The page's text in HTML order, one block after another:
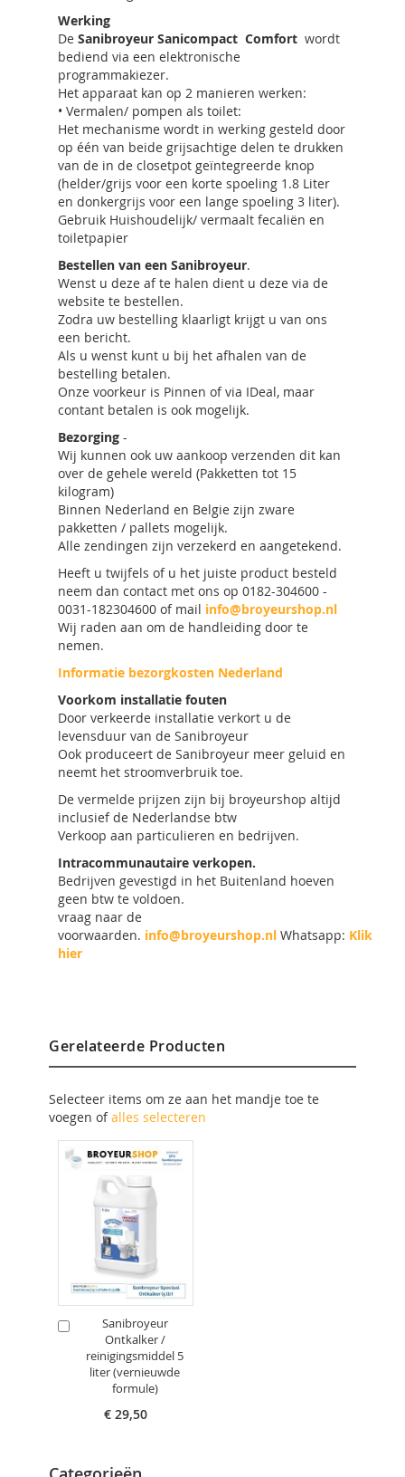
Werking
De Sanibroyeur Sanicompact Comfort wordt
bediend via een elektronische
programmakiezer.
Het apparaat kan op 2 manieren werken:
• Vermalen/ pompen als toilet:
Het mechanisme wordt in werking gesteld door
op één van beide grijsachtige delen te drukken
van de in de closetpot geïntegreerde knop
(helder/grijs voor een korte spoeling 1.8 Liter
en donkergrijs voor een lange spoeling 3 liter).
Gebruik Huishoudelijk/ vermaalt fecaliën en
toiletpapier
Bestellen van een Sanibroyeur.
Wenst u deze af te halen dient u deze via de
website te bestellen.
Zodra uw bestelling klaarligt krijgt u van ons
een bericht.
Als u wenst kunt u bij het afhalen van de
bestelling betalen.
Onze voorkeur is Pinnen of via IDeal, maar
contant betalen is ook mogelijk.
Bezorging -
Wij kunnen ook uw aankoop verzenden dit kan
over de gehele wereld (Pakketten tot 15
kilogram)
Binnen Nederland en Belgie zijn zware
pakketten / pallets mogelijk.
Alle zendingen zijn verzekerd en aangetekend.
Heeft u twijfels of u het juiste product besteld
neem dan contact met ons op 0182-304600 -
0031-182304600 of mail info@broyeurshop.nl
Wij raden aan om de handleiding door te
nemen.
Informatie bezorgkosten Nederland
Voorkom installatie fouten
Door verkeerde installatie verkort u de
levensduur van de Sanibroyeur
Ook produceert de Sanibroyeur meer geluid en
neemt het stroomverbruik toe.
De vermelde prijzen zijn bij broyeurshop altijd
inclusief de Nederlandse btw
Verkoop aan particulieren en bedrijven.
Intracommunautaire verkopen.
Bedrijven gevestigd in het Buitenland hoeven
geen btw te voldoen.
vraag naar de
voorwaarden. info@broyeurshop.nl Whatsapp: Klik
hier
Gerelateerde Producten
Selecteer items om ze aan het mandje toe te
voegen ofalles selecteren
Sanibroyeur
Ontkalker /
reinigingsmiddel 5
liter (vernieuwde
formule)
€ 29,50
Winkelwagen